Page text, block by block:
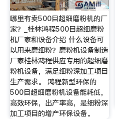
哪里有卖500目超细磨粉机的厂
家？_桂林鸿程500目超细磨粉
机厂家和设备介绍 什么设备可
以用来磨细粉？磨粉机设备制造
厂家桂林鸿程供应专用的超细磨
粉机设备，满足细粉深加工项目
生产需求。 鸿程新型环保的
500目超细磨粉机设备能耗低，
高效环保，出产率高，是细粉深
加工项目的增产环保设备。